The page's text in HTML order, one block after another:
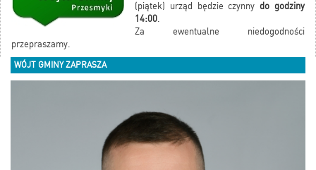
(piątek) urząd będzie czynnydo godziny
14:00.
Za ewentualne niedogodności
przepraszamy.
WÓJT GMINY ZAPRASZA